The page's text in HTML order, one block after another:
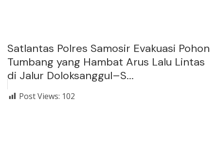
Satlantas Polres Samosir Evakuasi Pohon
Tumbang yang Hambat Arus Lalu Lintas
di Jalur Doloksanggul–S...
Post Views: 102